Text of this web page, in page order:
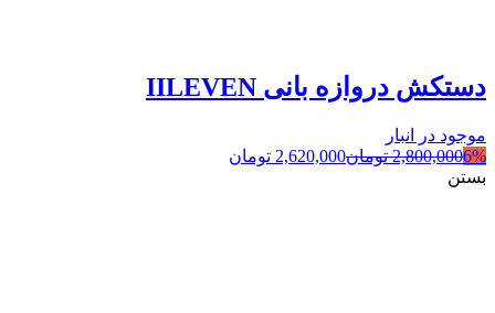
دستکش دروازه بانی IILEVEN
موجود در انبار
6%
2,800,000 تومان2,620,000 تومان
بستن